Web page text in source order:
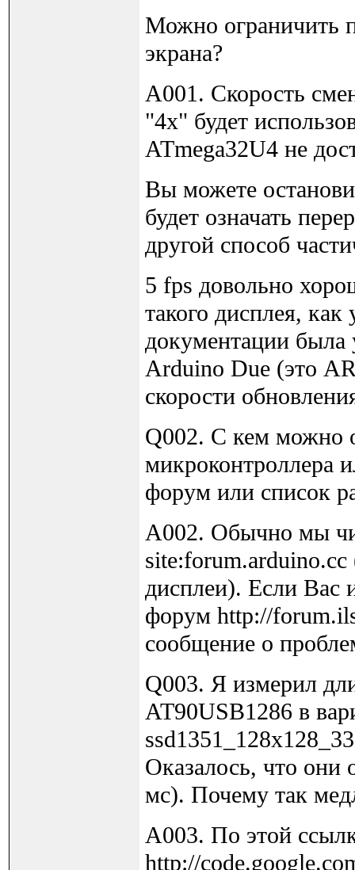
Можно ограничить
экрана?
A001. Скорость
"4x" будет
ATmega32U4 не
Вы можете
будет означать
другой способ
5 fps довольно
такого дисплея,
документации была
Arduino Due (это
скорости
Q002. С кем можно
микроконтроллера
форум или список
A002. Обычно мы
дисплеи). Если Вас
форум http://
сообщение о
Q003. Я измерил
AT90USB1286 в
Оказалось, что они
мс). Почему так
A003. По этой
http://